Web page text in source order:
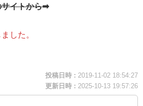
サイトから➡
した。
投稿日時 : 2019-11-02 18:54:27
更新日時 : 2025-10-13 19:57:26